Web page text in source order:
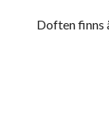
Doften finns